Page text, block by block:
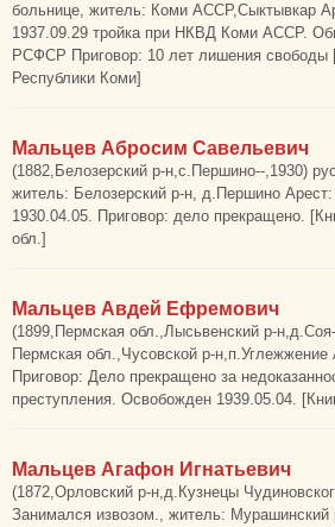
больнице, житель: Коми АССР,Сыктывкар
1937.09.29 тройка при НКВД Коми АССР.
РСФСР Приговор: 10 лет лишения свободы
Республики Коми]
Мальцев Абросим Савельевич
(1882,Белозерский р-н,с.Першино--,1930)
житель: Белозерский р-н, д.Першино
1930.04.05. Приговор: дело прекращено.
обл.]
Мальцев Авдей Ефремович
(1899,Пермская обл.,Лысьвенский р-
Пермская обл.,Чусовской р-н,п.Углежжение
Приговор: Дело прекращено за
преступления. Освобожден 1939.05.04.
Мальцев Агафон Игнатьевич
(1872,Орловский р-н,д.Кузнецы
Занимался извозом., житель: